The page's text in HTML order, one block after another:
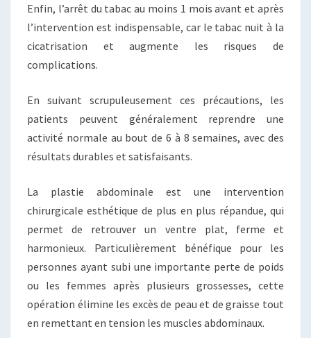
Enfin, l’arrêt du tabac au moins 1 mois avant et après
l’intervention est indispensable, car le tabac nuit à la
cicatrisation et augmente les risques de
complications.
En suivant scrupuleusement ces précautions, les
patients peuvent généralement reprendre une
activité normale au bout de 6 à 8 semaines, avec des
résultats durables et satisfaisants.
La plastie abdominale est une intervention
chirurgicale esthétique de plus en plus répandue, qui
permet de retrouver un ventre plat, ferme et
harmonieux. Particulièrement bénéfique pour les
personnes ayant subi une importante perte de poids
ou les femmes après plusieurs grossesses, cette
opération élimine les excès de peau et de graisse tout
en remettant en tension les muscles abdominaux.